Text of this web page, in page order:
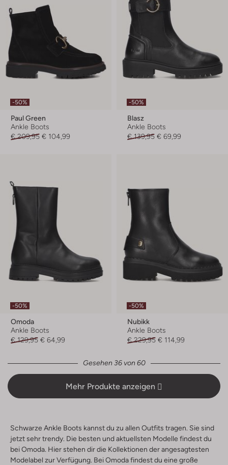
-50%
Paul Green
Ankle Boots
€ 209,95 € 104,99
-50%
Blasz
Ankle Boots
€ 139,95 € 69,99
-50%
Omoda
Ankle Boots
€ 129,95 € 64,99
-50%
Nubikk
Ankle Boots
€ 229,95 € 114,99
Gesehen 36 von 60
Mehr Produkte anzeigen
Schwarze Ankle Boots kannst du zu allen Outfits tragen. Sie sind
jetzt sehr trendy. Die besten und aktuellsten Modelle findest du
bei Omoda. Hier stehen dir die Kollektionen der angesagtesten
Modelabel zur Verfügung. Bei Omoda findest du eine große